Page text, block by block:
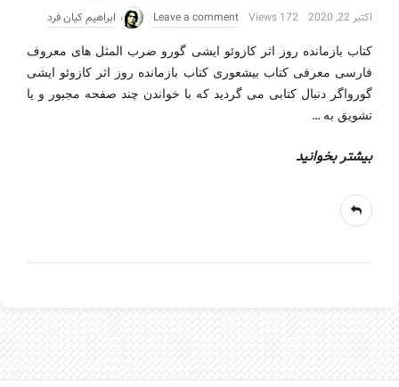
اکتبر 22, 2020
172 Views
Leave a comment ابراهیم کیان فرد
کتاب بازمانده روز اثر کازوئو ایشی گورو ضرب المثل های معروف
فارسی معرفی کتاب بیشعوری کتاب بازمانده روز اثر کازوئو ایشی
گورواگر دنبال کتابی می گردید که با خواندن چند صفحه مجبور و یا
تشویق به …
بیشتر بخوانید